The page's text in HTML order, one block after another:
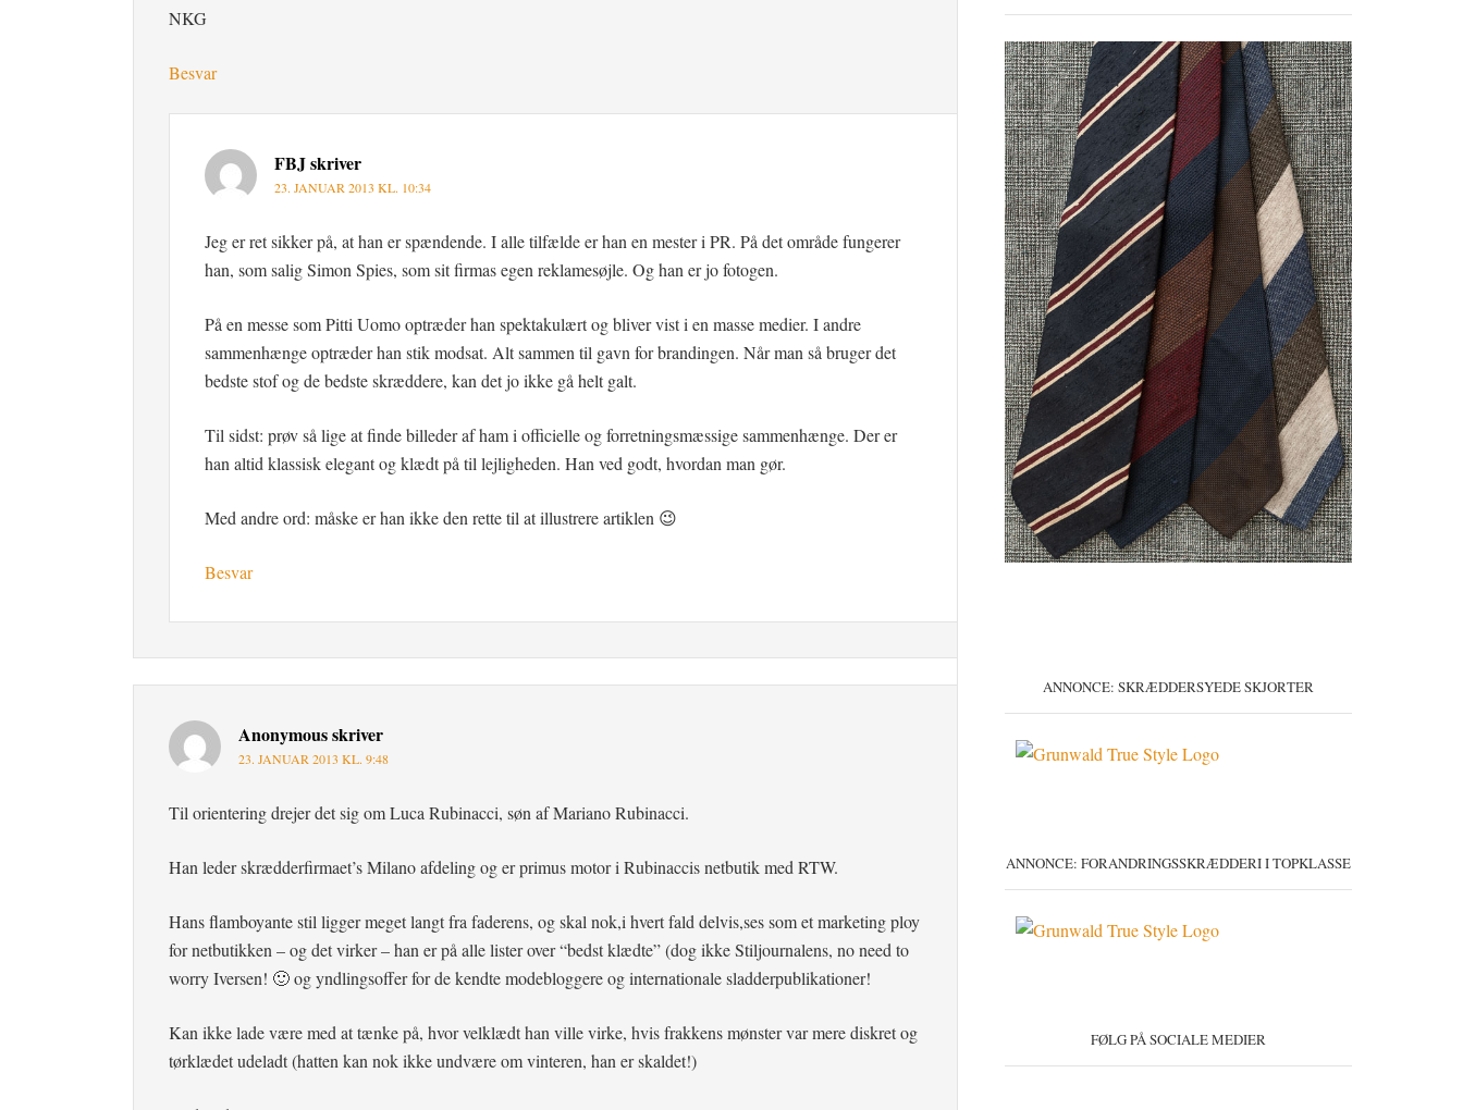
NKG
Besvar
FBJskriver
23. JANUAR 2013 KL. 10:34
Jeg er ret sikker på, at han er spændende. I alle tilfælde er han en mester i PR. På det område fungerer
han, som salig Simon Spies, som sit firmas egen reklamesøjle. Og han er jo fotogen.
På en messe som Pitti Uomo optræder han spektakulært og bliver vist i en masse medier. I andre
sammenhænge optræder han stik modsat. Alt sammen til gavn for brandingen. Når man så bruger det
bedste stof og de bedste skræddere, kan det jo ikke gå helt galt.
Til sidst: prøv så lige at finde billeder af ham i officielle og forretningsmæssige sammenhænge. Der er
han altid klassisk elegant og klædt på til lejligheden. Han ved godt, hvordan man gør.
Med andre ord: måske er han ikke den rette til at illustrere artiklen 😉
Besvar
Anonymousskriver
23. JANUAR 2013 KL. 9:48
Til orientering drejer det sig om Luca Rubinacci, søn af Mariano Rubinacci.
Han leder skrædderfirmaet’s Milano afdeling og er primus motor i Rubinaccis netbutik med RTW.
Hans flamboyante stil ligger meget langt fra faderens, og skal nok,i hvert fald delvis,ses som et marketing ploy
for netbutikken – og det virker – han er på alle lister over “bedst klædte” (dog ikke Stiljournalens, no need to
worry Iversen! 🙂 og yndlingsoffer for de kendte modebloggere og internationale sladderpublikationer!
Kan ikke lade være med at tænke på, hvor velklædt han ville virke, hvis frakkens mønster var mere diskret og
tørklædet udeladt (hatten kan nok ikke undvære om vinteren, han er skaldet!)
ANNONCE: SKRÆDDERSYEDE SKJORTER
ANNONCE: FORANDRINGSSKRÆDDERI I TOPKLASSE
FØLG PÅ SOCIALE MEDIER